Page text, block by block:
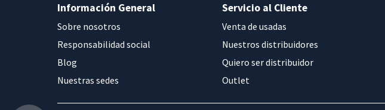
BMW R12 G/S
BMW R12 NINET
BMW R1200GS-K50
BMW R1250GS
BMW R1250GS ADVENTURE
Información General
Sobre nosotros
Responsabilidad social
Blog
Nuestras sedes
Servicio al Cliente
Venta de usadas
Nuestros distribuidores
Quiero ser distribuidor
Outlet